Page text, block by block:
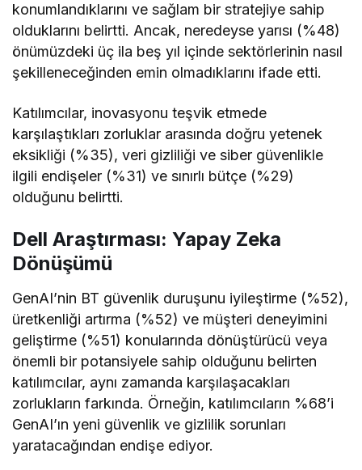
konumlandıklarını ve sağlam bir stratejiye sahip
olduklarını belirtti. Ancak, neredeyse yarısı (%48)
önümüzdeki üç ila beş yıl içinde sektörlerinin nasıl
şekilleneceğinden emin olmadıklarını ifade etti.
Katılımcılar, inovasyonu teşvik etmede
karşılaştıkları zorluklar arasında doğru yetenek
eksikliği (%35), veri gizliliği ve siber güvenlikle
ilgili endişeler (%31) ve sınırlı bütçe (%29)
olduğunu belirtti.
Dell Araştırması: Yapay Zeka
Dönüşümü
GenAI’nin BT güvenlik duruşunu iyileştirme (%52),
üretkenliği artırma (%52) ve müşteri deneyimini
geliştirme (%51) konularında dönüştürücü veya
önemli bir potansiyele sahip olduğunu belirten
katılımcılar, aynı zamanda karşılaşacakları
zorlukların farkında. Örneğin, katılımcıların %68’i
GenAI’ın yeni güvenlik ve gizlilik sorunları
yaratacağından endişe ediyor.